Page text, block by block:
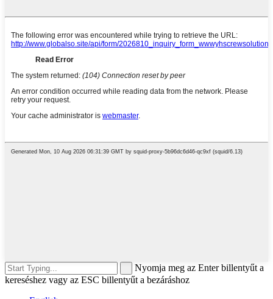
Nyomja meg az Enter billentyűt a
kereséshez vagy az ESC billentyűt a bezáráshoz